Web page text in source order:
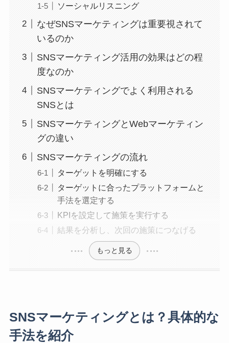
ソーシャルリスニング
なぜSNSマーケティングは重要視されて
いるのか
SNSマーケティング活用の効果はどの程
度なのか
SNSマーケティングでよく利用される
SNSとは
SNSマーケティングとWebマーケティン
グの違い
SNSマーケティングの流れ
ターゲットを明確にする
ターゲットに合ったプラットフォームと
手法を選定する
KPIを設定して施策を実行する
結果を分析し、次回の施策につなげる
もっと見る
SNSマーケティングとは？具体的な
手法を紹介